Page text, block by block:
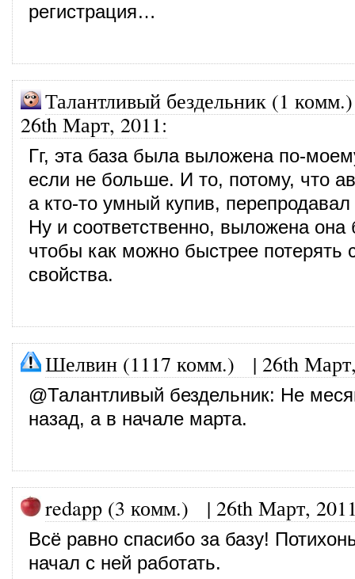
регистрация…
Талантливый бездельник (1 комм.)
26th Март, 2011:
Гг, эта база была выложена по-
если не больше. И то, потому, что
а кто-то умный купив, перепродавал
Ну и соответственно, выложена она
чтобы как можно быстрее потерять
свойства.
Шелвин (1117 комм.) | 26th
@Талантливый бездельник: Не
назад, а в начале марта.
redapp (3 комм.) | 26th Март,
Всё равно спасибо за базу!
начал с ней работать.